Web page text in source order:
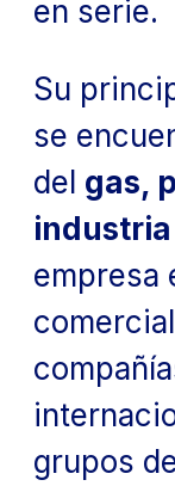
en serie.
Su
se
del gas,
empresa
grupos